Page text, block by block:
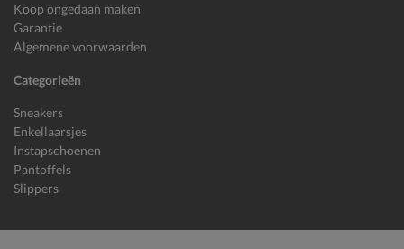
Koop ongedaan maken
Garantie
Algemene voorwaarden
Categorieën
Sneakers
Enkellaarsjes
Instapschoenen
Pantoffels
Slippers